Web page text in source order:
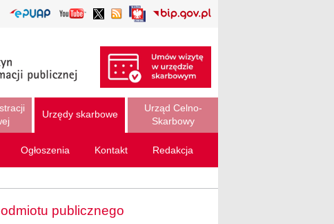
Urzędy skarbowe
Urząd Celno-
Skarbowy
Ogłoszenia Kontakt Redakcja
publicznego